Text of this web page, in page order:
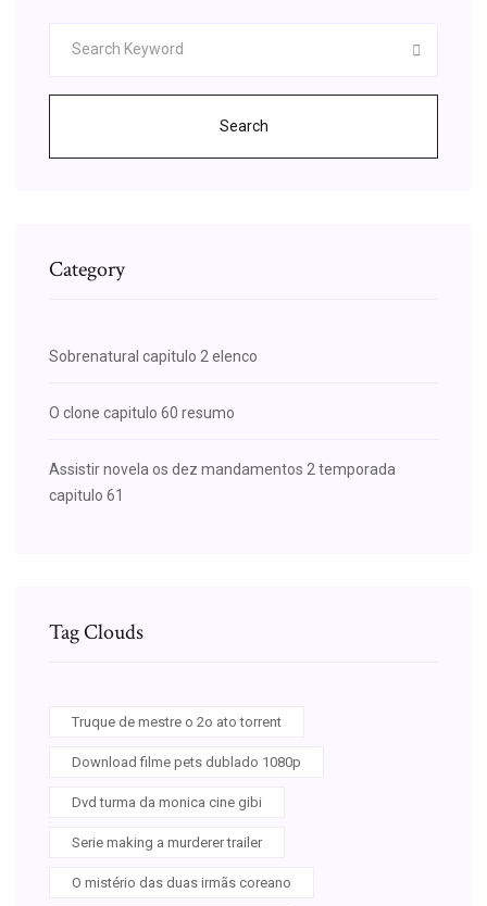
Search
Category
Sobrenatural capitulo 2 elenco
O clone capitulo 60 resumo
Assistir novela os dez mandamentos 2 temporada
capitulo 61
Tag Clouds
Truque de mestre o 2o ato torrent
Download filme pets dublado 1080p
Dvd turma da monica cine gibi
Serie making a murderer trailer
O mistério das duas irmãs coreano